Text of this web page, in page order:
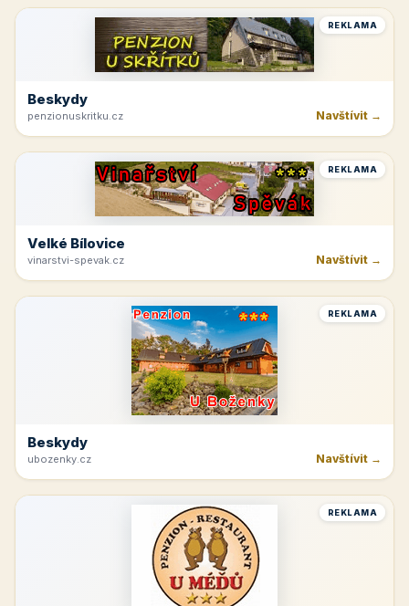
REKLAMA
Beskydy
penzionuskritku.cz Navštívit →
REKLAMA
Velké Bílovice
vinarstvi-spevak.cz Navštívit →
REKLAMA
Beskydy
ubozenky.cz Navštívit →
REKLAMA